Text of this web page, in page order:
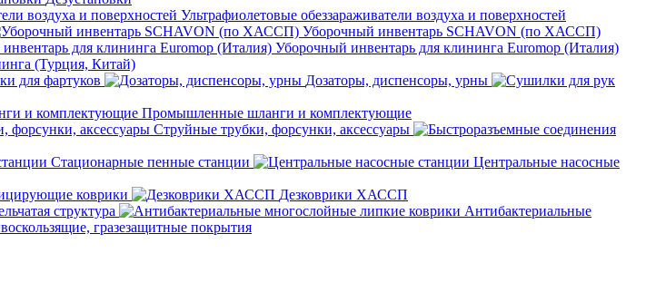
Ультрафиолетовые обеззараживатели воздуха и поверхностей
Уборочный инвентарь SCHAVON (по ХАССП)
Уборочный инвентарь для клининга Euromop (Италия)
(Турция, Китай)
для фартуков
Дозаторы, диспенсоры, урны
Промышленные шланги и комплектующие
Струйные трубки, форсунки, аксессуары
Стационарные пенные станции
Центральные насосные
коврики
Дезковрики ХАССП
структура
Антибактериальные
гразезащитные покрытия